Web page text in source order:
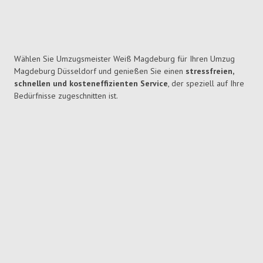
Wählen Sie Umzugsmeister Weiß Magdeburg für Ihren Umzug
Magdeburg Düsseldorf und genießen Sie einen stressfreien,
schnellen und kosteneffizienten Service, der speziell auf Ihre
Bedürfnisse zugeschnitten ist.